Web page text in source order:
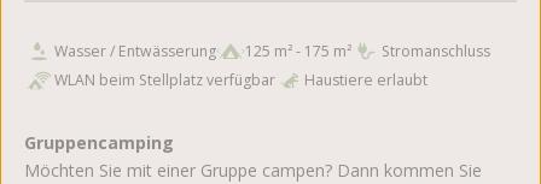
Wasser / Entwässerung 125 m² - 175 m²
Stromanschluss
WLAN beim Stellplatz verfügbar
Haustiere erlaubt
Gruppencamping
Möchten Sie mit einer Gruppe campen? Dann kommen Sie